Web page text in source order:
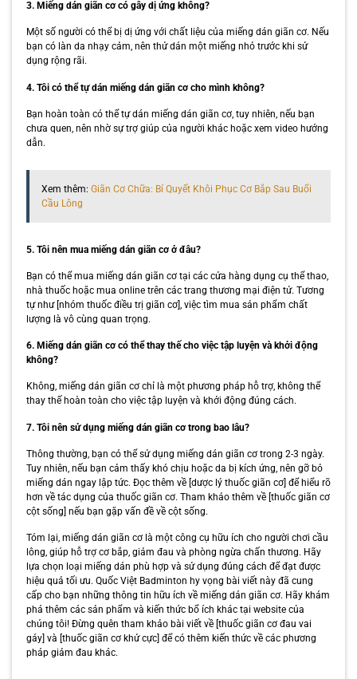
3. Miếng dán giãn cơ có gây dị ứng không?
Một số người có thể bị dị ứng với chất liệu của miếng dán giãn cơ. Nếu
bạn có làn da nhạy cảm, nên thử dán một miếng nhỏ trước khi sử
dụng rộng rãi.
4. Tôi có thể tự dán miếng dán giãn cơ cho mình không?
Bạn hoàn toàn có thể tự dán miếng dán giãn cơ, tuy nhiên, nếu bạn
chưa quen, nên nhờ sự trợ giúp của người khác hoặc xem video hướng
dẫn.
Xem thêm: Giãn Cơ Chữa: Bí Quyết Khôi Phục Cơ Bắp Sau Buổi
Cầu Lông
5. Tôi nên mua miếng dán giãn cơ ở đâu?
Bạn có thể mua miếng dán giãn cơ tại các cửa hàng dụng cụ thể thao,
nhà thuốc hoặc mua online trên các trang thương mại điện tử. Tương
tự như [nhóm thuốc điều trị giãn cơ], việc tìm mua sản phẩm chất
lượng là vô cùng quan trọng.
6. Miếng dán giãn cơ có thể thay thế cho việc tập luyện và khởi động
không?
Không, miếng dán giãn cơ chỉ là một phương pháp hỗ trợ, không thể
thay thế hoàn toàn cho việc tập luyện và khởi động đúng cách.
7. Tôi nên sử dụng miếng dán giãn cơ trong bao lâu?
Thông thường, bạn có thể sử dụng miếng dán giãn cơ trong 2-3 ngày.
Tuy nhiên, nếu bạn cảm thấy khó chịu hoặc da bị kích ứng, nên gỡ bỏ
miếng dán ngay lập tức. Đọc thêm về [dược lý thuốc giãn cơ] để hiểu rõ
hơn về tác dụng của thuốc giãn cơ. Tham khảo thêm về [thuốc giãn cơ
cột sống] nếu bạn gặp vấn đề về cột sống.
Tóm lại, miếng dán giãn cơ là một công cụ hữu ích cho người chơi cầu
lông, giúp hỗ trợ cơ bắp, giảm đau và phòng ngừa chấn thương. Hãy
lựa chọn loại miếng dán phù hợp và sử dụng đúng cách để đạt được
hiệu quả tối ưu. Quốc Việt Badminton hy vọng bài viết này đã cung
cấp cho bạn những thông tin hữu ích về miếng dán giãn cơ. Hãy khám
phá thêm các sản phẩm và kiến thức bổ ích khác tại website của
chúng tôi! Đừng quên tham khảo bài viết về [thuốc giãn cơ đau vai
gáy] và [thuốc giãn cơ khử cực] để có thêm kiến thức về các phương
pháp giảm đau khác.